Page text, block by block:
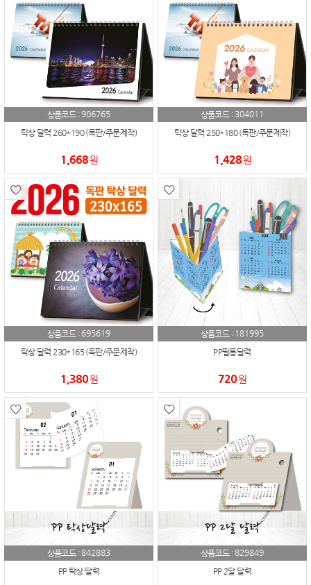
상품코드 :906765
탁상 달력 260*190 (독판/주문제작)
1,668원
상품코드 : 304011
탁상 달력 250*180 (독판/주문제작)
1,428원
상품코드 : 695619
탁상 달력 230*165 (독판/주문제작)
1,380원
상품코드 : 181995
PP필통달력
720원
상품코드 :842883
PP 탁상 달력
상품코드 :829849
PP 2달 달력